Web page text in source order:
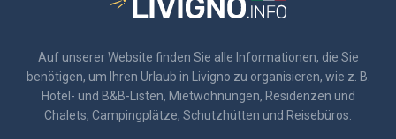
Auf unserer Website finden Sie alle Informationen, die Sie
benötigen, um Ihren Urlaub in Livigno zu organisieren, wie z. B.
Hotel- und B&B-Listen, Mietwohnungen, Residenzen und
Chalets, Campingplätze, Schutzhütten und Reisebüros.